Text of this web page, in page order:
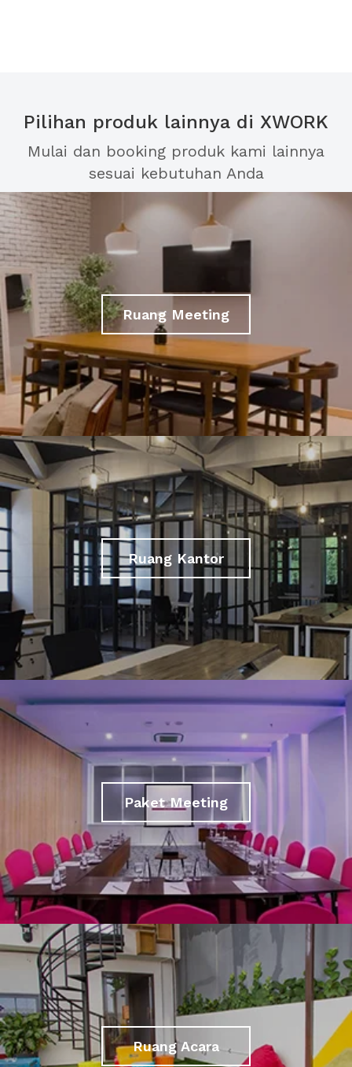
Pilihan produk lainnya di XWORK
Mulai dan booking produk kami lainnya
sesuai kebutuhan Anda
Ruang Meeting
Ruang Kantor
Paket Meeting
Ruang Acara